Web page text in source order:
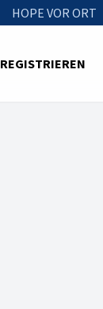
HOPE VOR ORT
REGISTRIEREN